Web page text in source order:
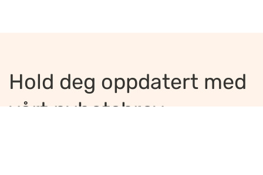
Hold deg oppdatert med
vårt nyhetsbrev